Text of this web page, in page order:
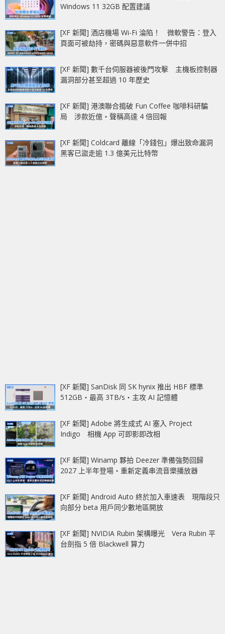
Windows 11 32GB 配置建議
[XF 新聞] 酒店機場 Wi-Fi 淪陷！ 微軟警告：登入
頁面可被劫持，密碼與惡意軟件一併中招
[XF 新聞] 數千台伺服器被後門攻擊 主機板控制器
漏洞部分甚至超過 10 年歷史
[XF 新聞] 港澳聯合搗破 Fun Coffee 咖啡科研騙
局 涉款近億‧聲稱高達 4 倍回報
[XF 新聞] Coldcard 離線「冷錢包」爆出致命漏洞
黑客已盜走逾 1.3 億美元比特幣
[XF 新聞] SanDisk 同 SK hynix 推出 HBF 標準
512GB‧最高 3TB/s‧主攻 AI 記憶體
[XF 新聞] Adobe 將生成式 AI 塞入 Project
Indigo 相機 App 可即影即改相
[XF 新聞] Winamp 夥拍 Deezer 準備強勢回歸
2027 上半年登場‧重新定義串流音樂播放器
[XF 新聞] Android Auto 終於加入車速表 現階段只
向部分 beta 用戶同少數地區開放
[XF 新聞] NVIDIA Rubin 架構曝光 Vera Rubin 平
台劍指 5 倍 Blackwell 算力